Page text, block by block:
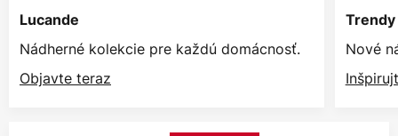
Lucande
Nádherné kolekcie pre každú domácnosť.
Objavte teraz
Nové